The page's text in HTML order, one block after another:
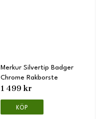
Merkur Silvertip Badger
Chrome Rakborste
1 499 kr
KÖP